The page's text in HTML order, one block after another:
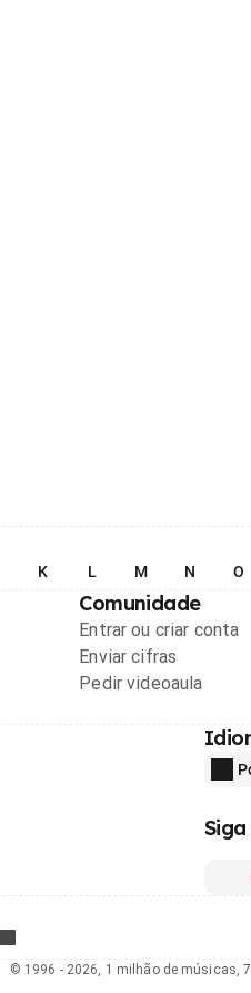
K L M N O
Comunidade
Entrar ou criar conta
Enviar cifras
Pedir videoaula
© 1996 - 2026, 1 milhão de músicas,